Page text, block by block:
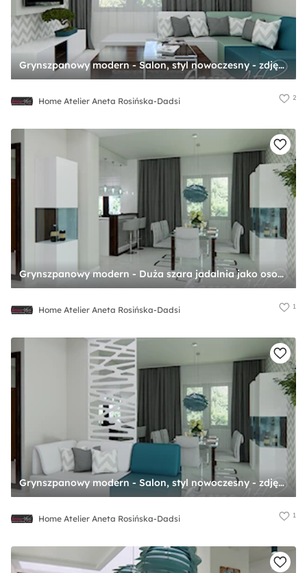
Grynszpanowy modern - Salon, styl nowoczesny - zdjęcie od Home Atelier Aneta Rosińska-Dadsi
Home Atelier Aneta Rosińska-Dadsi 2
Grynszpanowy modern - Duża szara jadalnia jako osobne pomieszczenie, styl nowoczesny - zdjęcie od Home Atelier Aneta Rosińska-Dadsi
Home Atelier Aneta Rosińska-Dadsi 1
Grynszpanowy modern - Salon, styl nowoczesny - zdjęcie od Home Atelier Aneta Rosińska-Dadsi
Home Atelier Aneta Rosińska-Dadsi 1